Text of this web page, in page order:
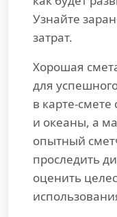
Узнайте
затрат.
Хорошая
для
в карте-
и океаны, а
опытный
проследить
оценить